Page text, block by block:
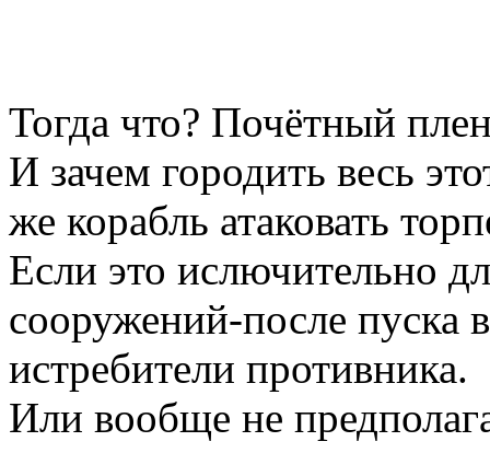
Тогда что? Почётный
И зачем городить весь
же корабль атаковать
Если это ислючительно
сооружений-после пуска
истребители противника.
Или вообще не